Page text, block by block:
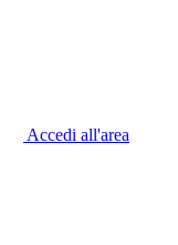
Accedi all'area